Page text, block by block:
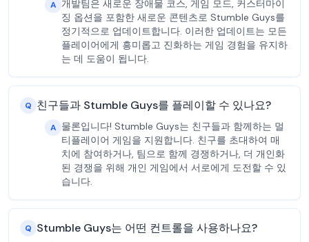
A 개발팀은 새로운 장애물 코스, 게임 모드, 커스터마이
징 옵션을 포함한 새로운 콘텐츠로 Stumble Guys를
정기적으로 업데이트합니다. 이러한 업데이트는 모든
플레이어에게 흥미롭고 진화하는 게임 경험을 유지하
는 데 도움이 됩니다.
Q 친구들과 Stumble Guys를 플레이할 수 있나요?
A 물론입니다! Stumble Guys는 친구들과 함께하는 멀
티플레이어 게임을 지원합니다. 친구를 초대하여 매
치에 참여하거나, 팀으로 함께 경쟁하거나, 더 개인화
된 경쟁을 위해 개인 게임에서 서로에게 도전할 수 있
습니다.
Q Stumble Guys는 어떤 컨트롤을 사용하나요?